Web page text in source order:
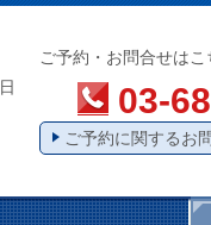
ご予約・お問合せ
03-
ご予約に関するお